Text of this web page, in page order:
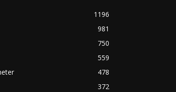
1196
981
750
559
478
372